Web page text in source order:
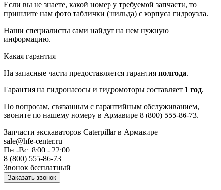
Если вы не знаете, какой номер у требуемой запчасти, то
пришлите нам фото таблички (шильда) с корпуса гидроузла.
Наши специалисты сами найдут на нем нужную
информацию.
Какая гарантия
На запасные части предоставляется гарантия полгода.
Гарантия на гидронасосы и гидромоторы составляет 1 год.
По вопросам, связанным с гарантийным обслуживанием,
звоните по нашему номеру в Армавире 8 (800) 555-86-73.
Запчасти экскаваторов Caterpillarв Армавире
sale@hfe-center.ru
Пн.-Вс. 8:00 - 22:00
8 (800) 555-86-73
Звонок бесплатный